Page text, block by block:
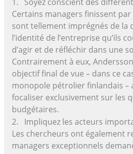
Certains managers finissent par
sont tellement imprégnés de la
l’identité de l’entreprise qu’ils
d’agir et de réfléchir dans une
Contrairement à eux,
objectif final de vue – dans ce
monopole pétrolier finlandais –
focaliser exclusivement sur les
budgétaires.
2. Impliquez les acteurs
Les chercheurs ont également
managers exceptionnels